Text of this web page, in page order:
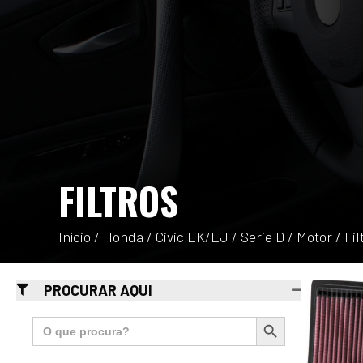
FILTROS
Início / Honda / Civic EK/EJ / Serie D / Motor /
PROCURAR AQUI
Search
for:
Search Button